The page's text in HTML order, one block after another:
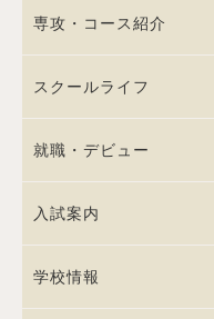
専攻・コース紹介
スクールライフ
就職・デビュー
入試案内
学校情報